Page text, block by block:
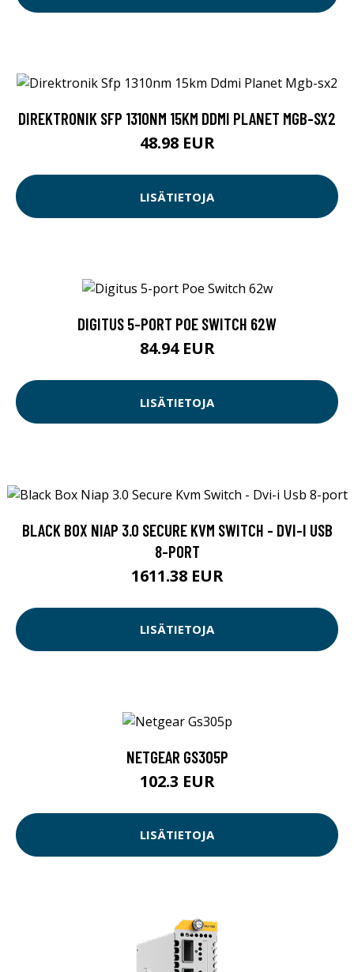
DIREKTRONIK SFP 1310NM 15KM DDMI PLANET MGB-SX2
48.98 EUR
LISÄTIETOJA
DIGITUS 5-PORT POE SWITCH 62W
84.94 EUR
LISÄTIETOJA
BLACK BOX NIAP 3.0 SECURE KVM SWITCH - DVI-I USB
8-PORT
1611.38 EUR
LISÄTIETOJA
NETGEAR GS305P
102.3 EUR
LISÄTIETOJA